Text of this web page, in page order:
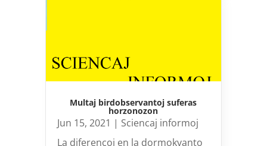
Multaj birdobservantoj suferas
horzonozon
Jun 15, 2021 | Sciencaj informoj
La diferencoj en la dormokvanto